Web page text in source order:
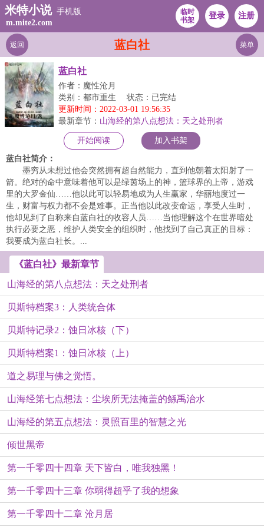
米特小说 手机版
m.mite2.com
临时
书架
登录 注册
蓝白社
返回 菜单
蓝白社
作者：魔性沧月
类别：都市重生
状态：已完结
更新时间：2022-03-01 19:56:35
最新章节： 山海经的第八点想法：天之处刑者
开始阅读 加入书架
蓝白社简介：
墨穷从未想过他会突然拥有超自然能力，直到他朝着太阳射了一
箭。绝对的命中意味着他可以是绿茵场上的神，篮球界的上帝，游戏
里的大罗金仙……他以此可以轻易地成为人生赢家，华丽地度过一
生，财富与权力都不会是难事。正当他以此改变命运，享受人生时，
他却见到了自称来自蓝白社的收容人员……当他理解这个在世界暗处
执行必要之恶，维护人类安全的组织时，他找到了自己真正的目标：
我要成为蓝白社长。...
《蓝白社》最新章节
山海经的第八点想法：天之处刑者
贝斯特档案3：人类统合体
贝斯特记录2：蚀日冰核（下）
贝斯特档案1：蚀日冰核（上）
道之易理与佛之觉悟。
山海经第七点想法：尘埃所无法掩盖的鲧禹治水
山海经的第五点想法：灵照百里的智慧之光
倾世黑帝
第一千零四十四章 天下皆白，唯我独黑！
第一千零四十三章 你弱得超乎了我的想象
第一千零四十二章 沧月居